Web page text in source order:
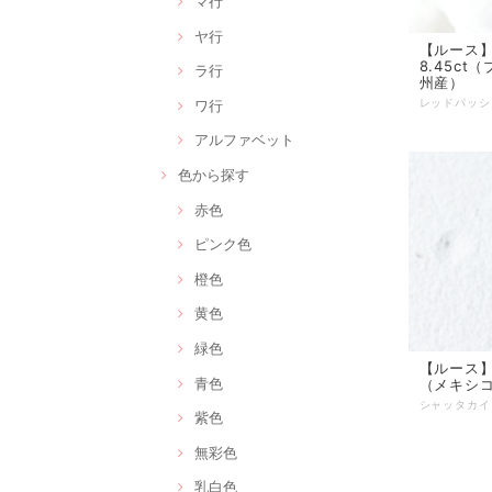
ヤ行
ラ行
ワ行
アルファベット
色から探す
赤色
ピンク色
橙色
黄色
緑色
青色
紫色
無彩色
乳白色
【ルース
8.45ct（
州産）
【ルース
（メキシ